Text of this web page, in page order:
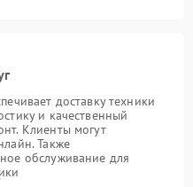
доставку техники
и качественный
Клиенты могут
Также
обслуживание для